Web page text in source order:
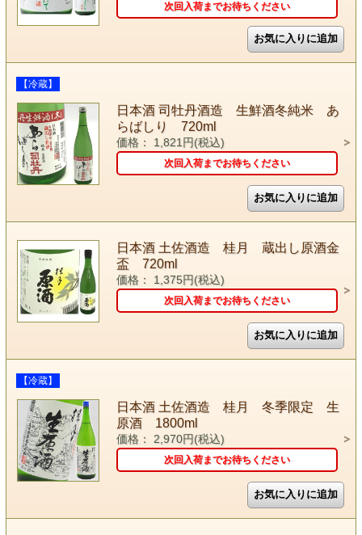
次回入荷までお待ちください
【冷蔵】
日本酒 司牡丹酒造 生鮮酒冬純米 あ
らばしり 720ml
価格： 1,821円(税込)
次回入荷までお待ちください
日本酒 土佐酒造 桂月 蔵出し原酒金
盃 720ml
価格： 1,375円(税込)
次回入荷までお待ちください
【冷蔵】
日本酒 土佐酒造 桂月 冬季限定 生
原酒 1800ml
価格： 2,970円(税込)
次回入荷までお待ちください